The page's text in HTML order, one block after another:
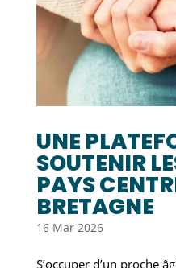
UNE
SOUTENIR
PAYS
BRETAGNE
16 Mar 2026
S’occuper d’un proche